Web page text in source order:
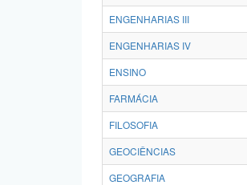
ENGENHARIAS III
ENGENHARIAS IV
ENSINO
FARMÁCIA
FILOSOFIA
GEOCIÊNCIAS
GEOGRAFIA